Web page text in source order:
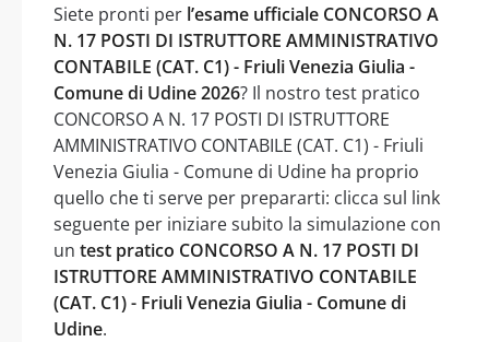
Siete pronti per l’esame ufficiale CONCORSO A
N. 17 POSTI DI ISTRUTTORE AMMINISTRATIVO
CONTABILE (CAT. C1) - Friuli Venezia Giulia -
Comune di Udine 2026? Il nostro test pratico
CONCORSO A N. 17 POSTI DI ISTRUTTORE
AMMINISTRATIVO CONTABILE (CAT. C1) - Friuli
Venezia Giulia - Comune di Udine ha proprio
quello che ti serve per prepararti: clicca sul link
seguente per iniziare subito la simulazione con
un test pratico CONCORSO A N. 17 POSTI DI
ISTRUTTORE AMMINISTRATIVO CONTABILE
(CAT. C1) - Friuli Venezia Giulia - Comune di
Udine.